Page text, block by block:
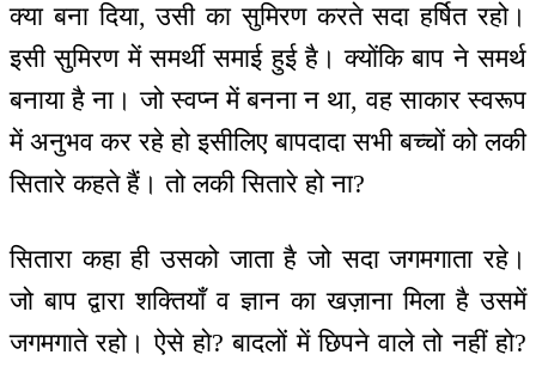
क्या बना दिया, उसी का सुमिरण करते सदा हर्षित रहो।
इसी सुमिरण में समर्थी समाई हुई है। क्योंकि बाप ने समर्थ
बनाया है ना। जो स्वप्न में बनना न था, वह साकार स्वरूप
में अनुभव कर रहे हो इसीलिए बापदादा सभी बच्चों को लकी
सितारे कहते हैं। तो लकी सितारे हो ना?
सितारा कहा ही उसको जाता है जो सदा जगमगाता रहे।
जो बाप द्वारा शक्तियाँ व ज्ञान का खज़ाना मिला है उसमें
जगमगाते रहो। ऐसे हो? बादलों में छिपने वाले तो नहीं हो?